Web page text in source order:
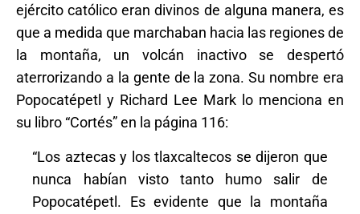
ejército católico eran divinos de alguna manera, es
que a medida que marchaban hacia las regiones de
la montaña, un volcán inactivo se despertó
aterrorizando a la gente de la zona. Su nombre era
Popocatépetl y Richard Lee Mark lo menciona en
su libro “Cortés” en la página 116:
“Los aztecas y los tlaxcaltecos se dijeron que
nunca habían visto tanto humo salir de
Popocatépetl. Es evidente que la montaña